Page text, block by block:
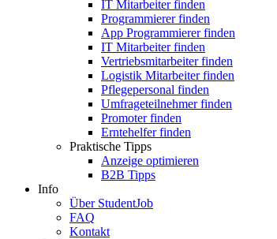
IT Mitarbeiter finden
Programmierer finden
App Programmierer finden
IT Mitarbeiter finden
Vertriebsmitarbeiter finden
Logistik Mitarbeiter finden
Pflegepersonal finden
Umfrageteilnehmer finden
Promoter finden
Erntehelfer finden
Praktische Tipps
Anzeige optimieren
B2B Tipps
Info
Über StudentJob
FAQ
Kontakt